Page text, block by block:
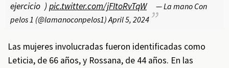
ejercicio ) pic.twitter.com/jFItoRvTqW
— La mano Con
pelos 1 (@lamanoconpelos1)April 5, 2024
Las mujeres involucradas fueron identificadas como
Leticia, de 66 años, y Rossana, de 44 años. En las